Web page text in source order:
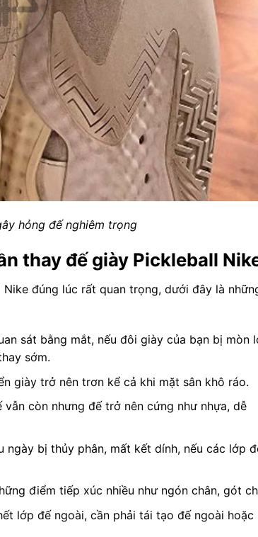
hỏng đế nghiêm trọng
thay đế giày Pickleball
đúng lúc rất quan trọng, dưới đây là
sát bằng mắt, nếu đôi giày của bạn bị mòn
sớm.
giày trở nên trơn kể cả khi mặt sân khô ráo.
vẫn còn nhưng đế trở nên cứng như nhựa, dễ
ngày bị thủy phân, mất kết dính, nếu các lớp
điểm tiếp xúc nhiều như ngón chân, gót
lớp đế ngoài, cần phải tái tạo đế ngoài hoặc